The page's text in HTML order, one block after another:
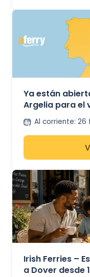
Ya están
Argelia para el
Al corriente: 26
Irish Ferries –
a Dover desde